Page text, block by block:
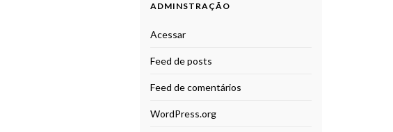
ADMINSTRAÇÃO
Acessar
Feed de posts
Feed de comentários
WordPress.org